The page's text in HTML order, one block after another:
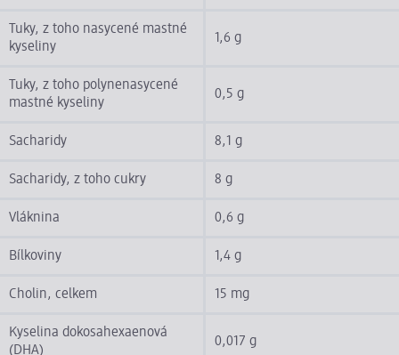
Tuky, z toho nasycené mastné
kyseliny
1,6 g
Tuky, z toho polynenasycené
mastné kyseliny
0,5 g
Sacharidy 8,1 g
Sacharidy, z toho cukry 8 g
Vláknina 0,6 g
Bílkoviny 1,4 g
Cholin, celkem 15 mg
Kyselina dokosahexaenová
(DHA)
0,017 g